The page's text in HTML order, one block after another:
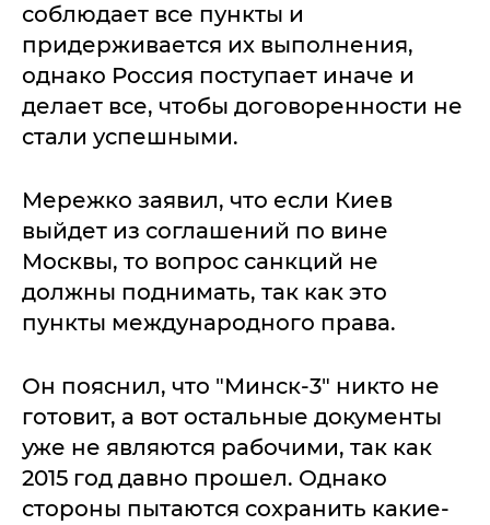
соблюдает все пункты и
придерживается их выполнения,
однако Россия поступает иначе и
делает все, чтобы договоренности не
стали успешными.
Мережко заявил, что если Киев
выйдет из соглашений по вине
Москвы, то вопрос санкций не
должны поднимать, так как это
пункты международного права.
Он пояснил, что "Минск-3" никто не
готовит, а вот остальные документы
уже не являются рабочими, так как
2015 год давно прошел. Однако
стороны пытаются сохранить какие-